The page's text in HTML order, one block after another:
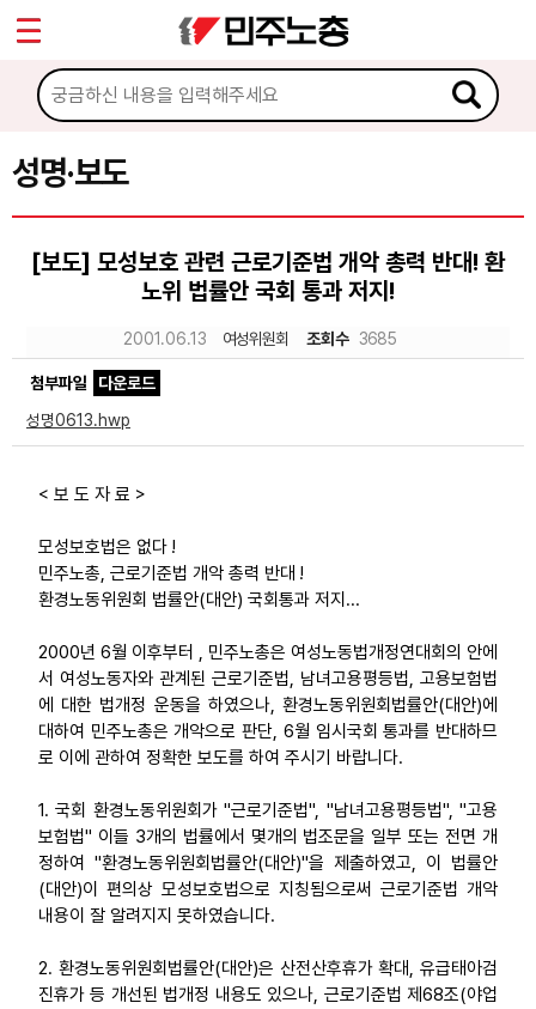
성명·보도
[보도] 모성보호 관련 근로기준법 개악 총력 반대! 환
노위 법률안 국회 통과 저지!
2001.06.13 여성위원회 조회수 3685
첨부파일
다운로드
성명0613.hwp
< 보 도 자 료 >
모성보호법은 없다 !
민주노총, 근로기준법 개악 총력 반대 !
환경노동위원회 법률안(대안) 국회통과 저지...
2000년 6월 이후부터 , 민주노총은 여성노동법개정연대회의 안에
서 여성노동자와 관계된 근로기준법, 남녀고용평등법, 고용보험법
에 대한 법개정 운동을 하였으나, 환경노동위원회법률안(대안)에
대하여 민주노총은 개악으로 판단, 6월 임시국회 통과를 반대하므
로 이에 관하여 정확한 보도를 하여 주시기 바랍니다.
1. 국회 환경노동위원회가 "근로기준법", "남녀고용평등법", "고용
보험법" 이들 3개의 법률에서 몇개의 법조문을 일부 또는 전면 개
정하여 "환경노동위원회법률안(대안)"을 제출하였고, 이 법률안
(대안)이 편의상 모성보호법으로 지칭됨으로써 근로기준법 개악
내용이 잘 알려지지 못하였습니다.
2. 환경노동위원회법률안(대안)은 산전산후휴가 확대, 유급태아검
진휴가 등 개선된 법개정 내용도 있으나, 근로기준법 제68조(야업
마이페이지
소개
소식
공지사항
성명·보도
노동상담
자료
업무
Sketchbook5, 스케치북5
Sketchbook5, 스케치북5